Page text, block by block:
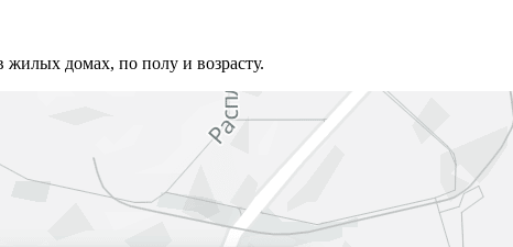
домах, по полу и возрасту.